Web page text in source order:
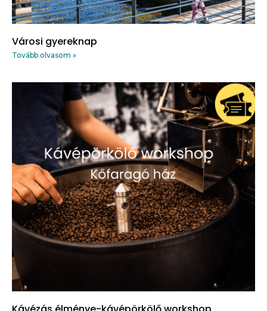
Városi gyereknap
Tovább olvasom »